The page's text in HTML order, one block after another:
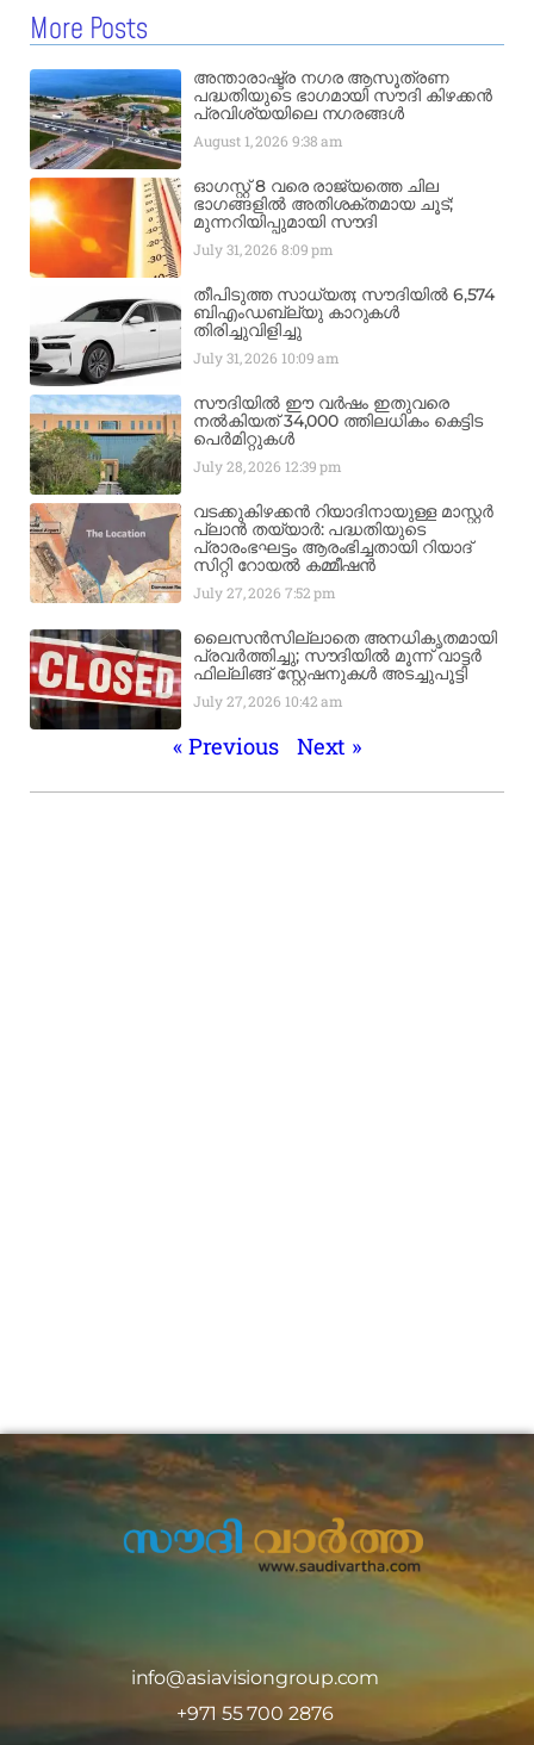
More Posts
അന്താരാഷ്ട്ര നഗര ആസൂത്രണ
പദ്ധതിയുടെ ഭാഗമായി സൗദി കിഴക്കൻ
പ്രവിശ്യയിലെ നഗരങ്ങൾ
August 1, 2026 9:38 am
ഓഗസ്റ്റ് 8 വരെ രാജ്യത്തെ ചില
ഭാഗങ്ങളിൽ അതിശക്തമായ ചൂട്;
മുന്നറിയിപ്പുമായി സൗദി
July 31, 2026 8:09 pm
തീപിടുത്ത സാധ്യത; സൗദിയിൽ 6,574
ബിഎംഡബ്ല്യു കാറുകൾ
തിരിച്ചുവിളിച്ചു
July 31, 2026 10:09 am
സൗദിയിൽ ഈ വർഷം ഇതുവരെ
നൽകിയത് 34,000 ത്തിലധികം കെട്ടിട
പെർമിറ്റുകൾ
July 28, 2026 12:39 pm
വടക്കുകിഴക്കൻ റിയാദിനായുള്ള മാസ്റ്റർ
പ്ലാൻ തയ്യാർ: പദ്ധതിയുടെ
പ്രാരംഭഘട്ടം ആരംഭിച്ചതായി റിയാദ്
സിറ്റി റോയൽ കമ്മീഷൻ
July 27, 2026 7:52 pm
ലൈസൻസില്ലാതെ അനധികൃതമായി
പ്രവർത്തിച്ചു; സൗദിയിൽ മൂന്ന് വാട്ടർ
ഫില്ലിങ്ങ് സ്റ്റേഷനുകൾ അടച്ചുപൂട്ടി
July 27, 2026 10:42 am
« Previous Next »
info@asiavisiongroup.com
+971 55 700 2876